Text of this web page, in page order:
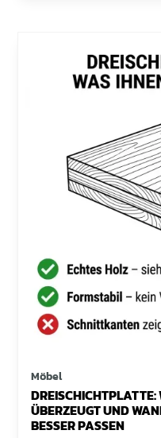
Möbel
DREISCHICHTPLATTE:
ÜBERZEUGT UND
BESSER PASSEN